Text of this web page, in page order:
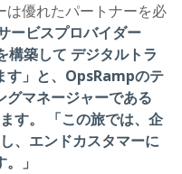
優れたパートナーを必
ービスプロバイダー
構築して デジタルトラ
す」と、OpsRampのテ
グマネージャーである
す。 「この旅では、企
、エンドカスタマーに
」